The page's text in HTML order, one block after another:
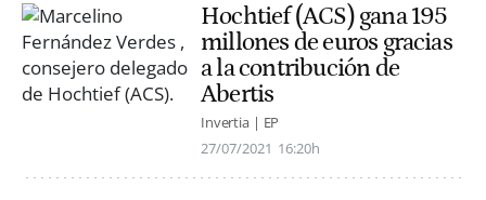
Hochtief (ACS) gana 195
millones de euros gracias
a la contribución de
Abertis
Invertia | EP
27/07/2021 16:20h